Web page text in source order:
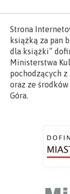
Strona
książką za pan
dla książki”
Ministerstwa
pochodzących
oraz ze
Góra.